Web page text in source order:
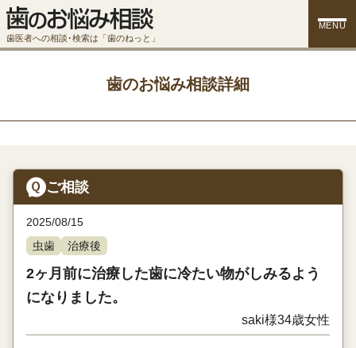
歯医者への相談･検索は「歯のねっと」
MENU
歯のお悩み相談詳細
ご相談
2025/08/15
虫歯
治療後
2ヶ月前に治療した歯に冷たい物がしみるよう
になりました。
saki様34歳女性